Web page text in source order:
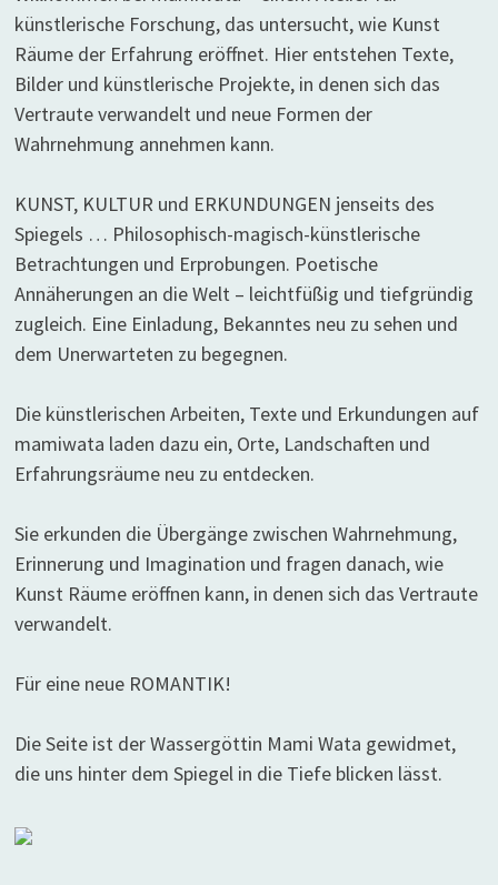
künstlerische Forschung, das untersucht, wie Kunst
Räume der Erfahrung eröffnet. Hier entstehen Texte,
Bilder und künstlerische Projekte, in denen sich das
Vertraute verwandelt und neue Formen der
Wahrnehmung annehmen kann.
KUNST, KULTUR und ERKUNDUNGEN jenseits des
Spiegels … Philosophisch-magisch-künstlerische
Betrachtungen und Erprobungen. Poetische
Annäherungen an die Welt – leichtfüßig und tiefgründig
zugleich. Eine Einladung, Bekanntes neu zu sehen und
dem Unerwarteten zu begegnen.
Die künstlerischen Arbeiten, Texte und Erkundungen auf
mamiwata laden dazu ein, Orte, Landschaften und
Erfahrungsräume neu zu entdecken.
Sie erkunden die Übergänge zwischen Wahrnehmung,
Erinnerung und Imagination und fragen danach, wie
Kunst Räume eröffnen kann, in denen sich das Vertraute
verwandelt.
Für eine neue ROMANTIK!
Die Seite ist der Wassergöttin Mami Wata gewidmet,
die uns hinter dem Spiegel in die Tiefe blicken lässt.